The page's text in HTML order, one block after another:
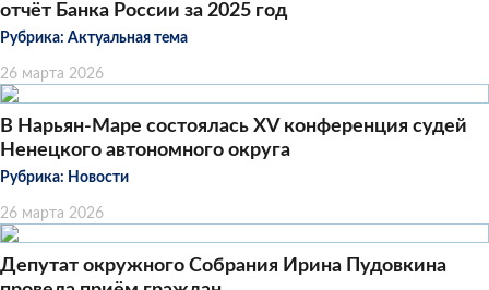
отчёт Банка России за 2025 год
Рубрика: Актуальная тема
26 марта 2026
В Нарьян-Маре состоялась XV конференция судей
Ненецкого автономного округа
Рубрика: Новости
26 марта 2026
Депутат окружного Собрания Ирина Пудовкина